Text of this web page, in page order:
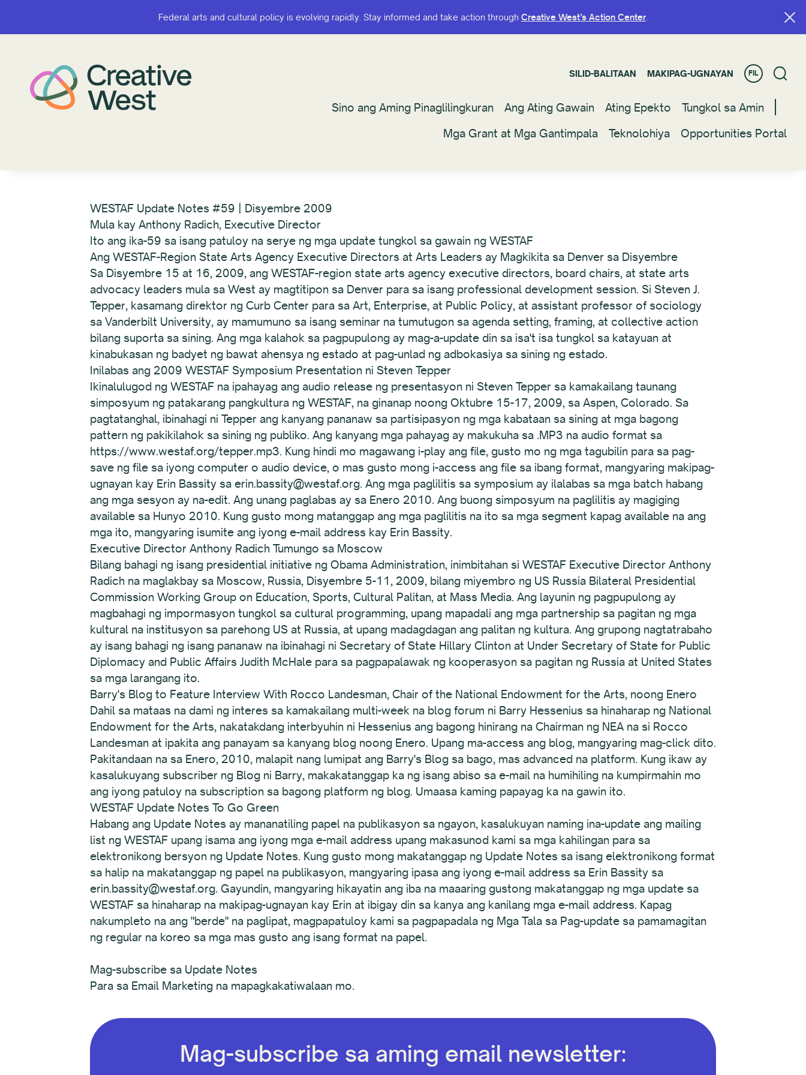
Federal arts and cultural policy is evolving rapidly. Stay informed and take action through Creative West’s Action Center.
SILID-BALITAAN MAKIPAG-UGNAYAN FIL
Sino ang Aming Pinaglilingkuran Ang Ating Gawain Ating Epekto
Tungkol sa Amin
Mga Grant at Mga Gantimpala
Teknolohiya Opportunities Portal
Federal arts and cultural policy is evolving rapidly. Stay informed and take action through Creative West’s Action Center.
SILID-BALITAAN MAKIPAG-UGNAYAN FIL
Sino ang Aming Pinaglilingkuran Ang Ating Gawain Ating Epekto
Tungkol sa Amin
Mga Grant at Mga Gantimpala
Teknolohiya Opportunities Portal
WESTAF Update Notes #59 | Disyembre 2009
Mula kay Anthony Radich, Executive Director
Ito ang ika-59 sa isang patuloy na serye ng mga update tungkol sa gawain ng WESTAF
Ang WESTAF-Region State Arts Agency Executive Directors at Arts Leaders ay Magkikita sa Denver sa Disyembre
Sa Disyembre 15 at 16, 2009, ang WESTAF-region state arts agency executive directors, board chairs, at state arts
advocacy leaders mula sa West ay magtitipon sa Denver para sa isang professional development session. Si Steven J.
Tepper, kasamang direktor ng Curb Center para sa Art, Enterprise, at Public Policy, at assistant professor of sociology
sa Vanderbilt University, ay mamumuno sa isang seminar na tumutugon sa agenda setting, framing, at collective action
bilang suporta sa sining. Ang mga kalahok sa pagpupulong ay mag-a-update din sa isa't isa tungkol sa katayuan at
kinabukasan ng badyet ng bawat ahensya ng estado at pag-unlad ng adbokasiya sa sining ng estado.
Inilabas ang 2009 WESTAF Symposium Presentation ni Steven Tepper
Ikinalulugod ng WESTAF na ipahayag ang audio release ng presentasyon ni Steven Tepper sa kamakailang taunang
simposyum ng patakarang pangkultura ng WESTAF, na ginanap noong Oktubre 15-17, 2009, sa Aspen, Colorado. Sa
pagtatanghal, ibinahagi ni Tepper ang kanyang pananaw sa partisipasyon ng mga kabataan sa sining at mga bagong
pattern ng pakikilahok sa sining ng publiko. Ang kanyang mga pahayag ay makukuha sa .MP3 na audio format sa
https://www.westaf.org/tepper.mp3. Kung hindi mo magawang i-play ang file, gusto mo ng mga tagubilin para sa pag-
save ng file sa iyong computer o audio device, o mas gusto mong i-access ang file sa ibang format, mangyaring makipag-
ugnayan kay Erin Bassity sa erin.bassity@westaf.org. Ang mga paglilitis sa symposium ay ilalabas sa mga batch habang
ang mga sesyon ay na-edit. Ang unang paglabas ay sa Enero 2010. Ang buong simposyum na paglilitis ay magiging
available sa Hunyo 2010. Kung gusto mong matanggap ang mga paglilitis na ito sa mga segment kapag available na ang
mga ito, mangyaring isumite ang iyong e-mail address kay Erin Bassity.
Executive Director Anthony Radich Tumungo sa Moscow
Bilang bahagi ng isang presidential initiative ng Obama Administration, inimbitahan si WESTAF Executive Director Anthony
Radich na maglakbay sa Moscow, Russia, Disyembre 5-11, 2009, bilang miyembro ng US Russia Bilateral Presidential
Commission Working Group on Education, Sports, Cultural Palitan, at Mass Media. Ang layunin ng pagpupulong ay
magbahagi ng impormasyon tungkol sa cultural programming, upang mapadali ang mga partnership sa pagitan ng mga
kultural na institusyon sa parehong US at Russia, at upang madagdagan ang palitan ng kultura. Ang grupong nagtatrabaho
ay isang bahagi ng isang pananaw na ibinahagi ni Secretary of State Hillary Clinton at Under Secretary of State for Public
Diplomacy and Public Affairs Judith McHale para sa pagpapalawak ng kooperasyon sa pagitan ng Russia at United States
sa mga larangang ito.
Barry's Blog to Feature Interview With Rocco Landesman, Chair of the National Endowment for the Arts, noong Enero
Dahil sa mataas na dami ng interes sa kamakailang multi-week na blog forum ni Barry Hessenius sa hinaharap ng National
Endowment for the Arts, nakatakdang interbyuhin ni Hessenius ang bagong hinirang na Chairman ng NEA na si Rocco
Landesman at ipakita ang panayam sa kanyang blog noong Enero. Upang ma-access ang blog, mangyaring mag-click dito.
Pakitandaan na sa Enero, 2010, malapit nang lumipat ang Barry's Blog sa bago, mas advanced na platform. Kung ikaw ay
kasalukuyang subscriber ng Blog ni Barry, makakatanggap ka ng isang abiso sa e-mail na humihiling na kumpirmahin mo
ang iyong patuloy na subscription sa bagong platform ng blog. Umaasa kaming papayag ka na gawin ito.
WESTAF Update Notes To Go Green
Habang ang Update Notes ay mananatiling papel na publikasyon sa ngayon, kasalukuyan naming ina-update ang mailing
list ng WESTAF upang isama ang iyong mga e-mail address upang makasunod kami sa mga kahilingan para sa
elektronikong bersyon ng Update Notes. Kung gusto mong makatanggap ng Update Notes sa isang elektronikong format
sa halip na makatanggap ng papel na publikasyon, mangyaring ipasa ang iyong e-mail address sa Erin Bassity sa
erin.bassity@westaf.org. Gayundin, mangyaring hikayatin ang iba na maaaring gustong makatanggap ng mga update sa
WESTAF sa hinaharap na makipag-ugnayan kay Erin at ibigay din sa kanya ang kanilang mga e-mail address. Kapag
nakumpleto na ang "berde" na paglipat, magpapatuloy kami sa pagpapadala ng Mga Tala sa Pag-update sa pamamagitan
ng regular na koreo sa mga mas gusto ang isang format na papel.
Mag-subscribe sa Update Notes
Para sa Email Marketing na mapagkakatiwalaan mo.
Mag-subscribe sa aming email newsletter: